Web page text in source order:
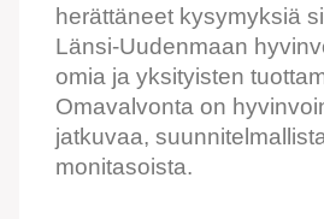
herättäneet kysymyksiä
Länsi-Uudenmaan
omia ja yksityisten
Omavalvonta on
jatkuvaa,
monitasoista.